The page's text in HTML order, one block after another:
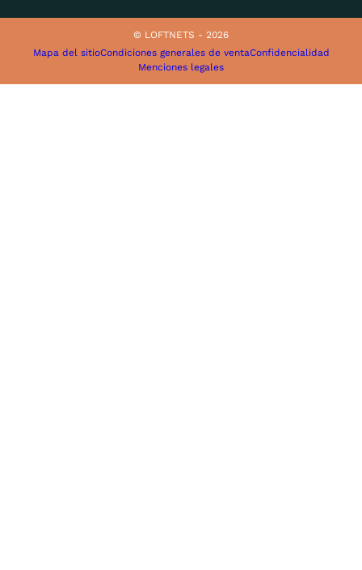
© LOFTNETS - 2026
Mapa del sitioCondiciones generales de ventaConfidencialidad
Menciones legales